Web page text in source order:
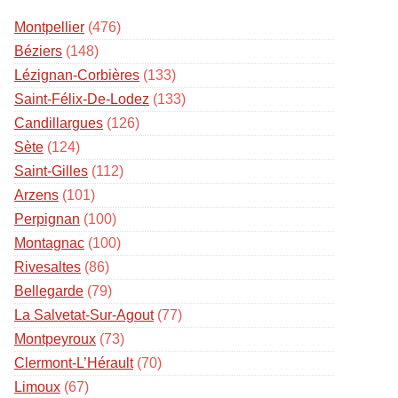
Montpellier (476)
Béziers (148)
Lézignan-Corbières (133)
Saint-Félix-De-Lodez (133)
Candillargues (126)
Sète (124)
Saint-Gilles (112)
Arzens (101)
Perpignan (100)
Montagnac (100)
Rivesaltes (86)
Bellegarde (79)
La Salvetat-Sur-Agout(77)
Montpeyroux (73)
Clermont-L’Hérault(70)
Limoux (67)